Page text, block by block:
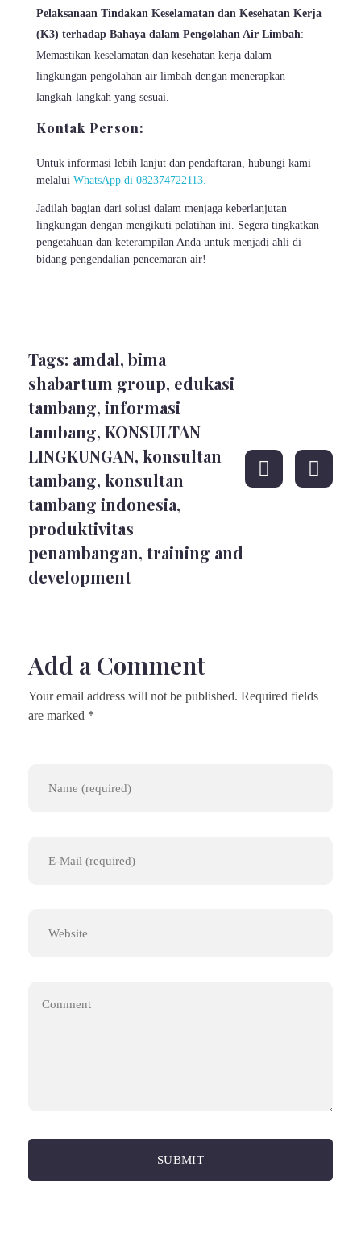
Pelaksanaan Tindakan Keselamatan dan Kesehatan Kerja
(K3) terhadap Bahaya dalam Pengolahan Air Limbah:
Memastikan keselamatan dan kesehatan kerja dalam
lingkungan pengolahan air limbah dengan menerapkan
langkah-langkah yang sesuai.
Kontak Person:
Untuk informasi lebih lanjut dan pendaftaran, hubungi kami
melalui WhatsApp di 082374722113.
Jadilah bagian dari solusi dalam menjaga keberlanjutan
lingkungan dengan mengikuti pelatihan ini. Segera tingkatkan
pengetahuan dan keterampilan Anda untuk menjadi ahli di
bidang pengendalian pencemaran air!
Tags: amdal, bima
shabartum group, edukasi
tambang, informasi
tambang, KONSULTAN
LINGKUNGAN, konsultan
tambang, konsultan
tambang indonesia,
produktivitas
penambangan, training and
development
Add a Comment
Your email address will not be published. Required fields
are marked *